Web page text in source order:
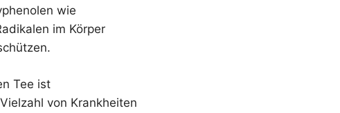
wie
im Körper
Tee ist
von Krankheiten